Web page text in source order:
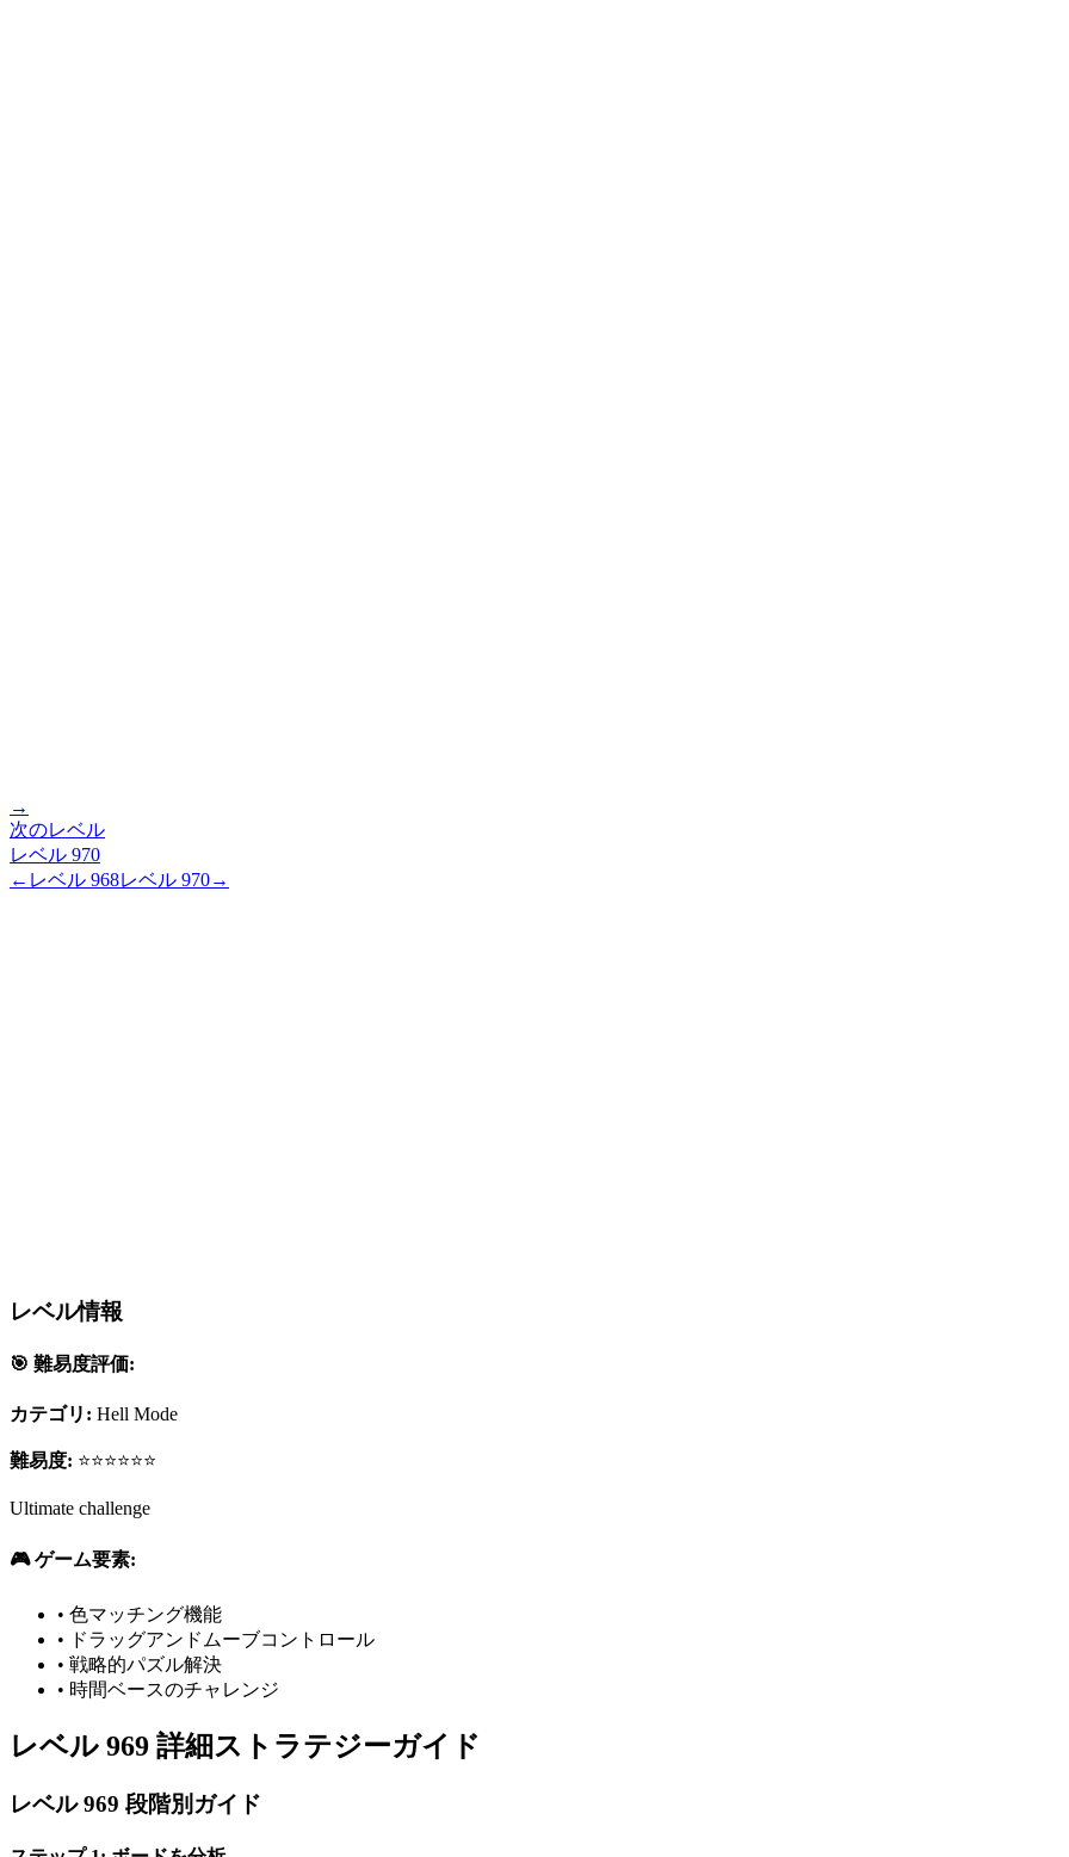
→
次のレベル
レベル 970
← レベル 968レベル 970→
レベル情報
🎯 難易度評価:
カテゴリ: Hell Mode
難易度: ⭐⭐⭐⭐⭐⭐
Ultimate challenge
🎮 ゲーム要素:
• 色マッチング機能
• ドラッグアンドムーブコントロール
• 戦略的パズル解決
• 時間ベースのチャレンジ
レベル 969 詳細ストラテジーガイド
レベル 969 段階別ガイド